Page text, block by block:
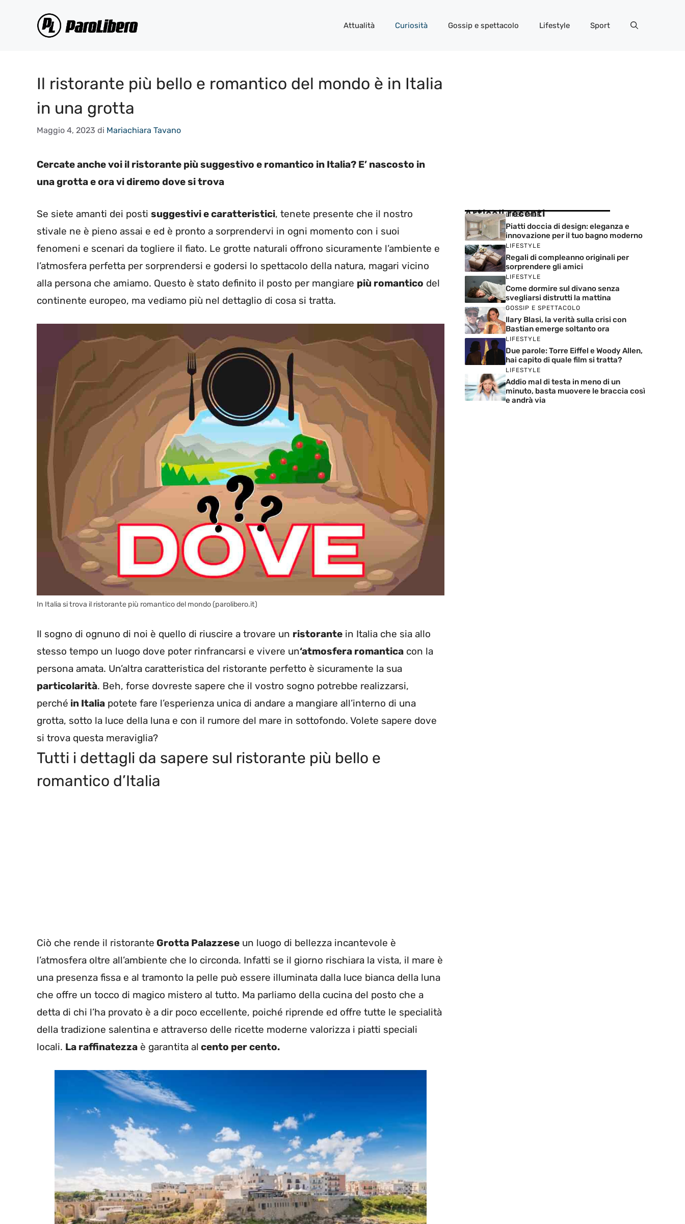
Attualità Curiosità Gossip e spettacolo Lifestyle Sport
Il ristorante più bello e romantico del mondo è in Italia
in una grotta
Maggio 4, 2023 di Mariachiara Tavano
Cercate anche voi il ristorante più suggestivo e romantico in Italia? E’ nascosto in
una grotta e ora vi diremo dove si trova
Se siete amanti dei posti suggestivi e caratteristici, tenete presente che il nostro
stivale ne è pieno assai e ed è pronto a sorprendervi in ogni momento con i suoi
fenomeni e scenari da togliere il fiato. Le grotte naturali offrono sicuramente l’ambiente e
l’atmosfera perfetta per sorprendersi e godersi lo spettacolo della natura, magari vicino
alla persona che amiamo. Questo è stato definito il posto per mangiare più romantico del
continente europeo, ma vediamo più nel dettaglio di cosa si tratta.
In Italia si trova il ristorante più romantico del mondo (parolibero.it)
Il sogno di ognuno di noi è quello di riuscire a trovare un ristorante in Italia che sia allo
stesso tempo un luogo dove poter rinfrancarsi e vivere un‘atmosfera romantica con la
persona amata. Un’altra caratteristica del ristorante perfetto è sicuramente la sua
particolarità. Beh, forse dovreste sapere che il vostro sogno potrebbe realizzarsi,
perché in Italia potete fare l’esperienza unica di andare a mangiare all’interno di una
grotta, sotto la luce della luna e con il rumore del mare in sottofondo. Volete sapere dove
si trova questa meraviglia?
Tutti i dettagli da sapere sul ristorante più bello e
romantico d’Italia
Ciò che rende il ristorante Grotta Palazzese un luogo di bellezza incantevole è
l’atmosfera oltre all’ambiente che lo circonda. Infatti se il giorno rischiara la vista, il mare è
una presenza fissa e al tramonto la pelle può essere illuminata dalla luce bianca della luna
che offre un tocco di magico mistero al tutto. Ma parliamo della cucina del posto che a
detta di chi l’ha provato è a dir poco eccellente, poiché riprende ed offre tutte le specialità
della tradizione salentina e attraverso delle ricette moderne valorizza i piatti speciali
locali. La raffinatezza è garantita al cento per cento.
Articoli recenti
LIFESTYLE
Piatti doccia di design: eleganza e
innovazione per il tuo bagno moderno
LIFESTYLE
Regali di compleanno originali per
sorprendere gli amici
LIFESTYLE
Come dormire sul divano senza
svegliarsi distrutti la mattina
GOSSIP E SPETTACOLO
Ilary Blasi, la verità sulla crisi con
Bastian emerge soltanto ora
LIFESTYLE
Due parole: Torre Eiffel e Woody Allen,
hai capito di quale film si tratta?
LIFESTYLE
Addio mal di testa in meno di un
minuto, basta muovere le braccia così
e andrà via